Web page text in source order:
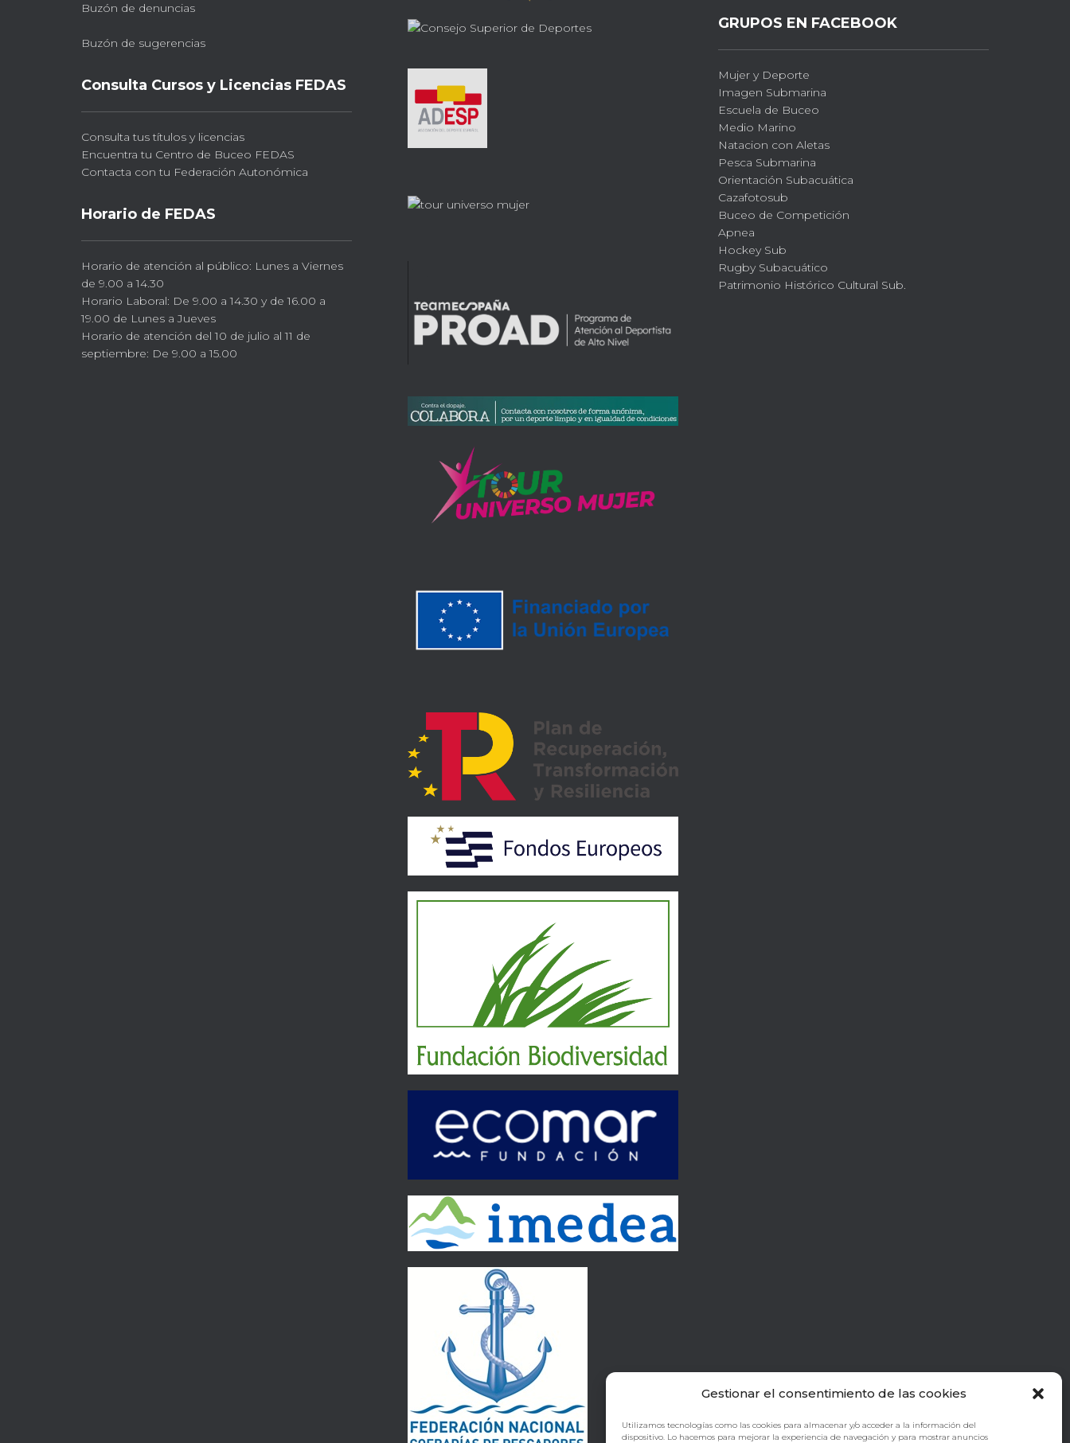
Gestionar el consentimiento de las cookies
Utilizamos tecnologías como las cookies para almacenar y/o acceder a la información del
dispositivo. Lo hacemos para mejorar la experiencia de navegación y para mostrar anuncios
Buzón de denuncias
Buzón de sugerencias
Consulta Cursos y Licencias FEDAS
Consulta tus títulos y licencias
Encuentra tu Centro de Buceo FEDAS
Contacta con tu Federación Autonómica
Horario de FEDAS
Horario de atención al público: Lunes a Viernes
de 9.00 a 14.30
Horario Laboral: De 9.00 a 14.30 y de 16.00 a
19.00 de Lunes a Jueves
Horario de atención del 10 de julio al 11 de
septiembre: De 9.00 a 15.00
GRUPOS EN FACEBOOK
Mujer y Deporte
Imagen Submarina
Escuela de Buceo
Medio Marino
Natacion con Aletas
Pesca Submarina
Orientación Subacuática
Cazafotosub
Buceo de Competición
Apnea
Hockey Sub
Rugby Subacuático
Patrimonio Histórico Cultural Sub.